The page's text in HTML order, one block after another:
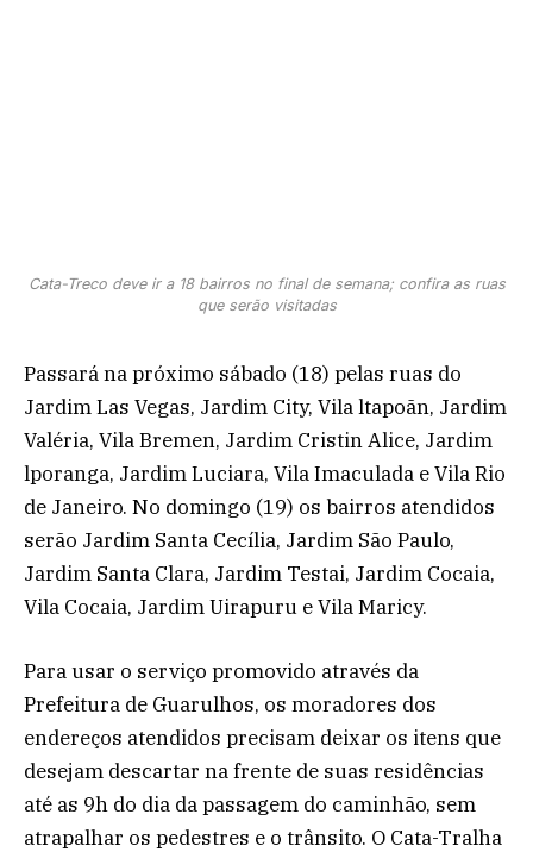
Cata-Treco deve ir a 18 bairros no final de semana; confira as ruas
que serão visitadas
Passará na próximo sábado (18) pelas ruas do
Jardim Las Vegas, Jardim City, Vila ltapoãn, Jardim
Valéria, Vila Bremen, Jardim Cristin Alice, Jardim
lporanga, Jardim Luciara, Vila Imaculada e Vila Rio
de Janeiro. No domingo (19) os bairros atendidos
serão Jardim Santa Cecília, Jardim São Paulo,
Jardim Santa Clara, Jardim Testai, Jardim Cocaia,
Vila Cocaia, Jardim Uirapuru e Vila Maricy.
Para usar o serviço promovido através da
Prefeitura de Guarulhos, os moradores dos
endereços atendidos precisam deixar os itens que
desejam descartar na frente de suas residências
até as 9h do dia da passagem do caminhão, sem
atrapalhar os pedestres e o trânsito. O Cata-Tralha